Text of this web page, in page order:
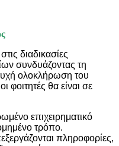
διαδικασίες
συνδυάζοντας τη
ολοκλήρωση του
φοιτητές θα είναι σε
επιχειρηματικό
τρόπο.
πληροφορίες,